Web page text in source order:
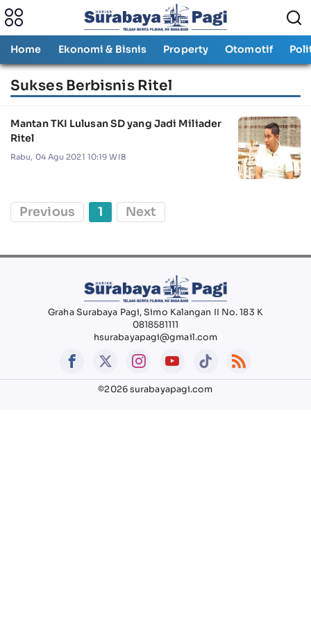
Home Ekonomi & Bisnis Property Otomotif
Sukses Berbisnis Ritel
Mantan TKI Lulusan SD yang Jadi Miliader
Ritel
Rabu, 04 Agu 2021 10:19 WIB
Previous 1 Next
Graha Surabaya Pagi, Simo Kalangan II No. 183 K
0818581111
hsurabayapagi@gmail.com
©2026 surabayapagi.com